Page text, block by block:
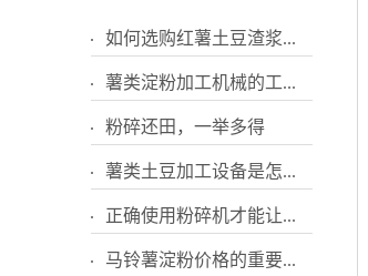
如何选购红薯土豆渣浆...
薯类淀粉加工机械的工...
粉碎还田，一举多得
薯类土豆加工设备是怎...
正确使用粉碎机才能让...
马铃薯淀粉价格的重要...